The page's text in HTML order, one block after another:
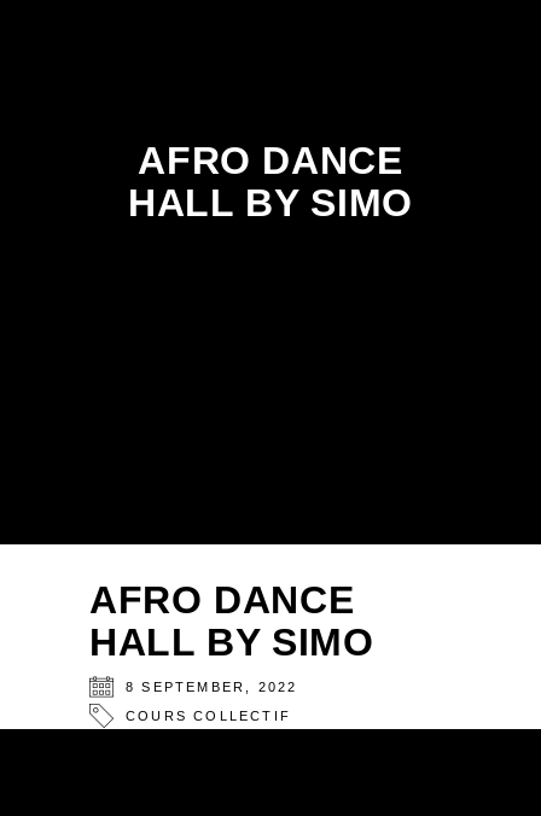
AFRO DANCE
HALL BY SIMO
AFRO DANCE
HALL BY SIMO
8 SEPTEMBER
2022
COURS COLLECTIF